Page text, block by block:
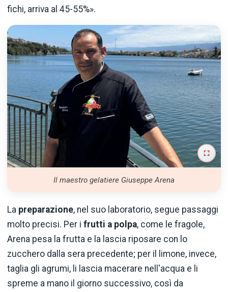
fichi, arriva al 45-55%».
Il maestro gelatiere Giuseppe Arena
La preparazione, nel suo laboratorio, segue passaggi
molto precisi. Per i frutti a polpa, come le fragole,
Arena pesa la frutta e la lascia riposare con lo
zucchero dalla sera precedente; per il limone, invece,
taglia gli agrumi, li lascia macerare nell'acqua e li
spreme a mano il giorno successivo, così da